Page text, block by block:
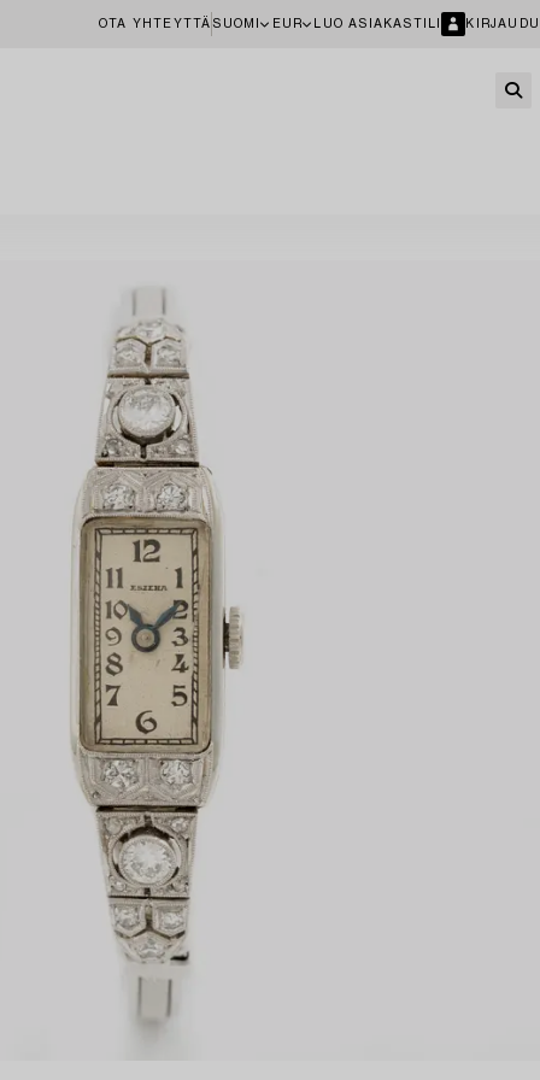
OTA YHTEYTTÄ SUOMI EUR LUO ASIAKASTILI KIRJAUDU